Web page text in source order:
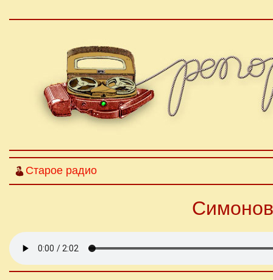
Старое радио